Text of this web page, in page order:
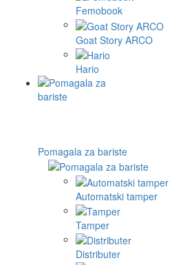
Femobook
Goat Story ARCO
Hario
Pomagala za bariste
Automatski tamper
Tamper
Distributer